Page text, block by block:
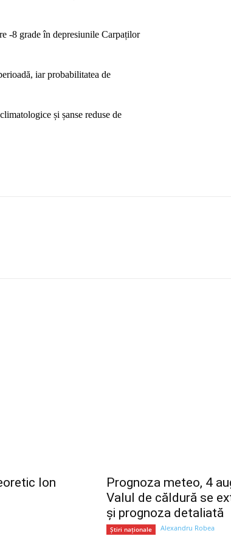
-8 grade în depresiunile Carpaților
iar probabilitatea de
și șanse reduse de
Ion
Prognoza meteo, 4
Valul de căldură se
și prognoza detaliată
Știri naționale Alexandru Robea